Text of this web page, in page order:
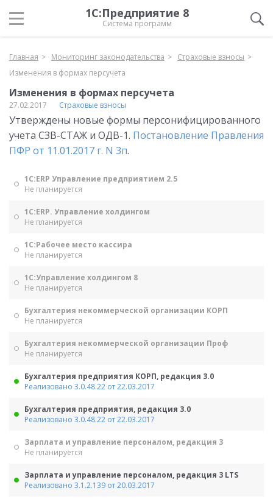
1С:Предприятие 8
Система программ
Главная Мониторинг законодательства
Страховые взносы
Изменения в формах персучета
Изменения в формах персучета
27.02.2017 Страховые взносы
Утверждены новые формы персонифицированного
учета СЗВ-СТАЖ и ОДВ-1. Постановление Правления
ПФР от 11.01.2017 г. N 3п.
1С:ERP Управление предприятием 2.5
Не планируется
1С:ERP. Управление холдингом
Не планируется
1С:Рабочее место кассира
Не планируется
1С:Управление холдингом 8
Не планируется
Бухгалтерия некоммерческой организации КОРП
Не планируется
Бухгалтерия некоммерческой организации Проф
Не планируется
Бухгалтерия предприятия КОРП, редакция 3.0
Реализовано 3.0.48.22 от 22.03.2017
Бухгалтерия предприятия, редакция 3.0
Реализовано 3.0.48.22 от 22.03.2017
Зарплата и управление персоналом, редакция 3
Не планируется
Зарплата и управление персоналом, редакция 3 LTS
Реализовано 3.1.2.139 от 20.03.2017